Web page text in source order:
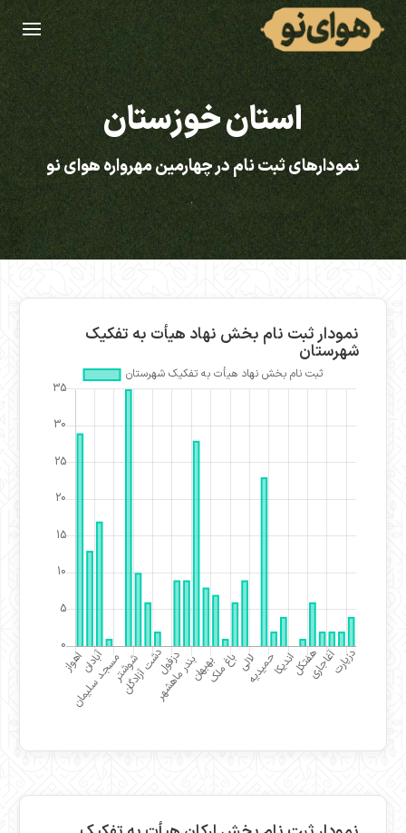
استان خوزستان
نمودارهای ثبت نام در چهارمین مهرواره هوای نو
نمودار ثبت نام بخش نهاد هیأت به تفکیک
شهرستان